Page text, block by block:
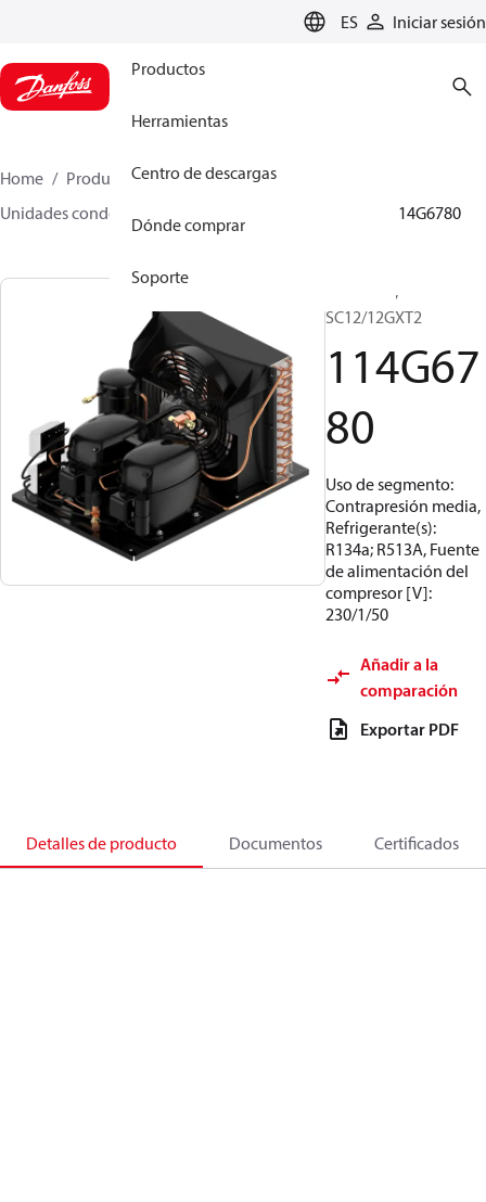
ES Iniciar sesión
Productos
Herramientas
Centro de descargas
Dónde comprar
Soporte
Home Productos
Climate Solutions for cooling
Unidades condensadoras
114G6780
Optyma™,
SC12/12GXT2
114G67
80
Uso de segmento:
Contrapresión media,
Refrigerante(s):
R134a; R513A, Fuente
de alimentación del
compresor [V]:
230/1/50
Añadir a la
comparación
Exportar PDF
Detalles de producto Documentos Certificados